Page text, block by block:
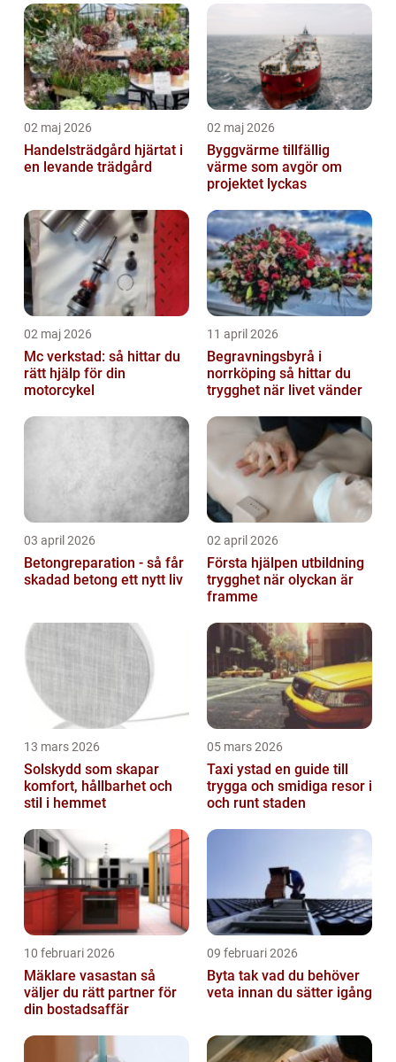
situationer
02 maj 2026
Handelsträdgård hjärtat i
en levande trädgård
02 maj 2026
Byggvärme tillfällig
värme som avgör om
projektet lyckas
02 maj 2026
Mc verkstad: så hittar du
rätt hjälp för din
motorcykel
11 april 2026
Begravningsbyrå i
norrköping så hittar du
trygghet när livet vänder
03 april 2026
Betongreparation - så får
skadad betong ett nytt liv
02 april 2026
Första hjälpen utbildning
trygghet när olyckan är
framme
13 mars 2026
Solskydd som skapar
komfort, hållbarhet och
stil i hemmet
05 mars 2026
Taxi ystad en guide till
trygga och smidiga resor i
och runt staden
10 februari 2026
Mäklare vasastan så
väljer du rätt partner för
din bostadsaffär
09 februari 2026
Byta tak vad du behöver
veta innan du sätter igång